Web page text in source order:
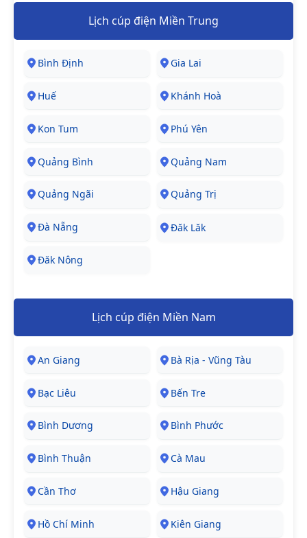
Lịch cúp điện Miền Trung
Bình Định Gia Lai
Huế Khánh Hoà
Kon Tum Phú Yên
Quảng Bình Quảng Nam
Quảng Ngãi Quảng Trị
Đà Nẵng Đăk Lăk
Đăk Nông
Lịch cúp điện Miền Nam
An Giang Bà Rịa - Vũng Tàu
Bạc Liêu Bến Tre
Bình Dương Bình Phước
Bình Thuận Cà Mau
Cần Thơ Hậu Giang
Hồ Chí Minh Kiên Giang